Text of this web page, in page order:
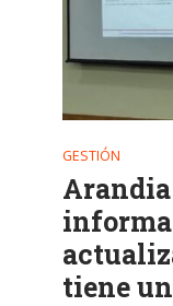
GESTIÓN
tiene